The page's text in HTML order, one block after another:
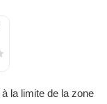
la limite de la zone